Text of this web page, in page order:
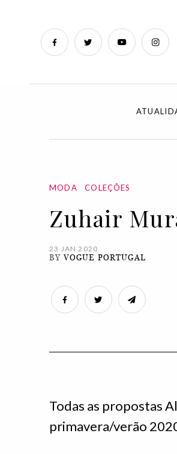
MODA COLEÇÕES
Zuhair
23 JAN 2020
BYVOGUE PORTUGAL
Todas as propostas
primavera/verão